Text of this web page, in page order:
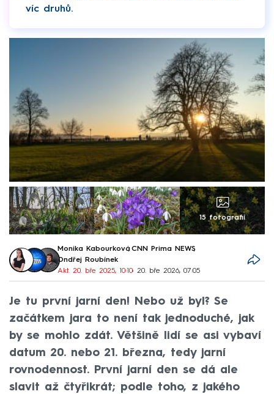
víc druhů.
15 fotografií
Monika Kabourková,CNN Prima NEWS,
Ondřej Roubínek
Akt. 20. bře 2025, 10:10• 20. bře 2026, 07:05
Je tu první jarní den! Nebo už byl? Se
začátkem jara to není tak jednoduché, jak
by se mohlo zdát. Většině lidí se asi vybaví
datum 20. nebo 21. března, tedy jarní
rovnodennost. První jarní den se dá ale
slavit až čtyřikrát; podle toho, z jakého